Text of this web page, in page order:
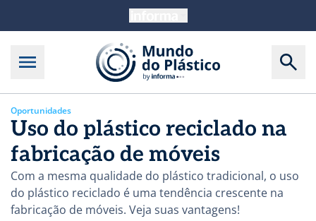
Oportunidades
Uso do plástico reciclado na
fabricação de móveis
Com a mesma qualidade do plástico tradicional, o uso
do plástico reciclado é uma tendência crescente na
fabricação de móveis. Veja suas vantagens!